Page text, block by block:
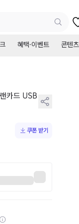
혜택·이벤트 콘텐츠
카드 USB
쿠폰 받기